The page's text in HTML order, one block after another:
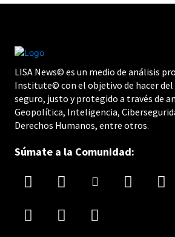
LISA News© es un medio de análisis
Institute© con el objetivo de hacer del
seguro, justo y protegido a través de
Geopolítica, Inteligencia,
Derechos Humanos, entre otros.
Súmate a la Comunidad: